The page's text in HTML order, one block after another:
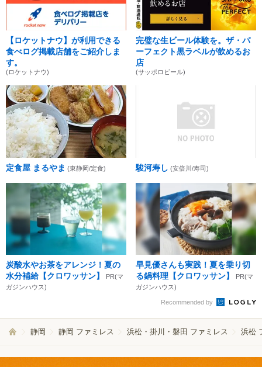
【ロケットナウ】が利用できる
食べログ掲載店舗をご紹介しま
す。
(ロケットナウ)
完璧な生ビール体験を。ザ・パ
ーフェクト黒ラベルが飲めるお
店
(サッポロビール)
定食屋 まるやま (東静岡/定食) 駿河寿し (安倍川/寿司)
炭酸水やお茶をアレンジ！夏の
水分補給【クロワッサン】
PR(マ
ガジンハウス)
早見優さんも実践！夏を乗り切
る鍋料理【クロワッサン】
PR(マ
ガジンハウス)
Recommended by
静岡 静岡 ファミレス 浜松・掛川・磐田 ファミレス 浜松